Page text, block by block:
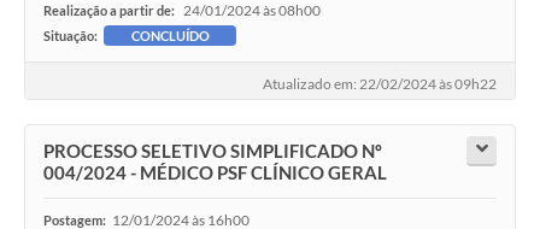
Realização a partir de: 24/01/2024 às 08h00
Situação: CONCLUÍDO
Atualizado em: 22/02/2024 às 09h22
PROCESSO SELETIVO SIMPLIFICADO Nº
004/2024 - MÉDICO PSF CLÍNICO GERAL
Postagem: 12/01/2024 às 16h00